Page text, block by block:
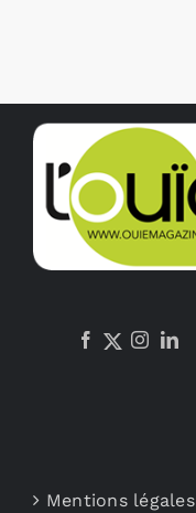
Mentions légales